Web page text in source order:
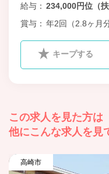
給与
234,000円位（
賞与
年2回（2.8ヶ月
キープする
この求人を見た方は
他にこんな求人を見
高崎市